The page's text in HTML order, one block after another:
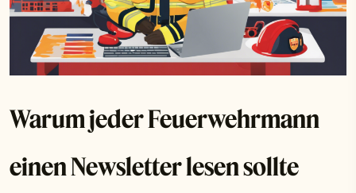
Warum jeder Feuerwehrmann
einen Newsletter lesen sollte